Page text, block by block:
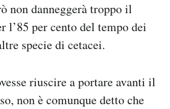
non danneggerà troppo il
l’85 per cento del tempo dei
specie di cetacei.
riuscire a portare avanti il
non è comunque detto che